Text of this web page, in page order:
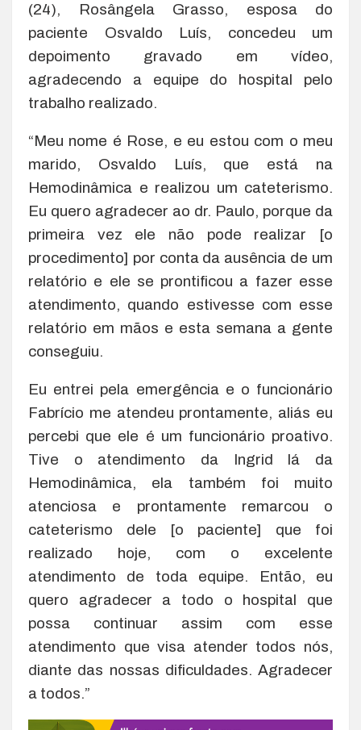
(24), Rosângela Grasso, esposa do
paciente Osvaldo Luís, concedeu um
depoimento gravado em vídeo,
agradecendo a equipe do hospital pelo
trabalho realizado.
“Meu nome é Rose, e eu estou com o meu
marido, Osvaldo Luís, que está na
Hemodinâmica e realizou um cateterismo.
Eu quero agradecer ao dr. Paulo, porque da
primeira vez ele não pode realizar [o
procedimento] por conta da ausência de um
relatório e ele se prontificou a fazer esse
atendimento, quando estivesse com esse
relatório em mãos e esta semana a gente
conseguiu.
Eu entrei pela emergência e o funcionário
Fabrício me atendeu prontamente, aliás eu
percebi que ele é um funcionário proativo.
Tive o atendimento da Ingrid lá da
Hemodinâmica, ela também foi muito
atenciosa e prontamente remarcou o
cateterismo dele [o paciente] que foi
realizado hoje, com o excelente
atendimento de toda equipe. Então, eu
quero agradecer a todo o hospital que
possa continuar assim com esse
atendimento que visa atender todos nós,
diante das nossas dificuldades. Agradecer
a todos.”